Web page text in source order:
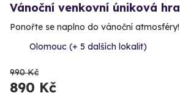
Vánoční venkovní úniková hra
Ponořte se naplno do vánoční atmosféry!
Olomouc (+ 5 dalších lokalit)
990 Kč
890 Kč